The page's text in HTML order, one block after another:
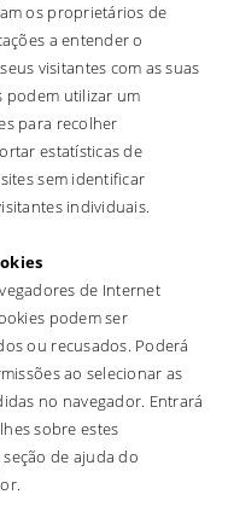
os proprietários de
a entender o
visitantes com as suas
podem utilizar um
para recolher
estatísticas de
sem identificar
individuais.
de Internet
podem ser
ou recusados. Poderá
ao selecionar as
no navegador. Entrará
sobre estes
de ajuda do